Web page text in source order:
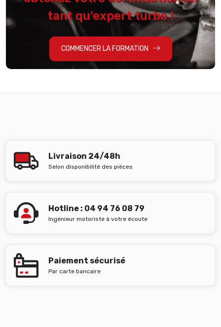
tant qu'expert turbo !
COMMENCER LA FORMATION
Livraison 24/48h
Selon disponibilité des pièces
Hotline : 04 94 76 08 79
Ingénieur motoriste à votre écoute
Paiement sécurisé
Par carte bancaire